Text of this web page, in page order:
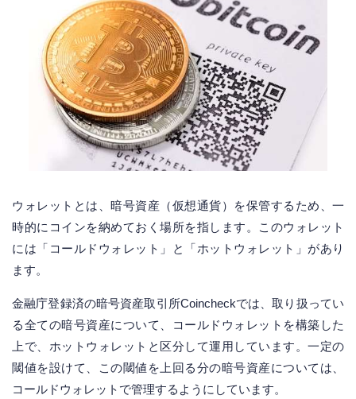
ウォレットとは、暗号資産（仮想通貨）を保管するため、一
時的にコインを納めておく場所を指します。このウォレット
には「コールドウォレット」と「ホットウォレット」があり
ます。
金融庁登録済の暗号資産取引所Coincheckでは、取り扱ってい
る全ての暗号資産について、コールドウォレットを構築した
上で、ホットウォレットと区分して運用しています。一定の
閾値を設けて、この閾値を上回る分の暗号資産については、
コールドウォレットで管理するようにしています。